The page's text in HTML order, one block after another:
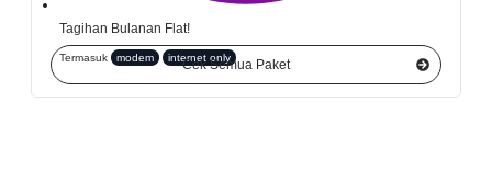
Tagihan Bulanan Flat!
Termasuk modem internet only
Cek Semua Paket